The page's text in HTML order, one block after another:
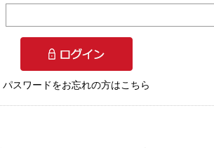
パスワードをお忘れの方はこちら